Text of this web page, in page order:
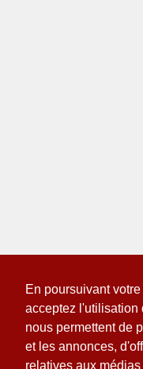
En poursuivant
acceptez l'utilisation
nous permettent de
et les annonces,
relatives aux